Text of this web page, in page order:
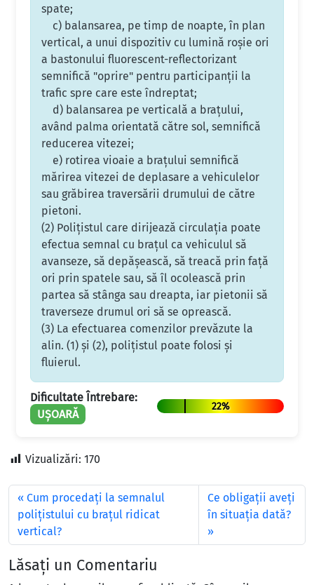
spate;
c) balansarea, pe timp de noapte, în plan
vertical, a unui dispozitiv cu lumină roşie ori
a bastonului fluorescent-reflectorizant
semnifică "oprire" pentru participanţii la
trafic spre care este îndreptat;
d) balansarea pe verticală a braţului,
având palma orientată către sol, semnifică
reducerea vitezei;
e) rotirea vioaie a braţului semnifică
mărirea vitezei de deplasare a vehiculelor
sau grăbirea traversării drumului de către
pietoni.
(2) Poliţistul care dirijează circulaţia poate
efectua semnal cu braţul ca vehiculul să
avanseze, să depăşească, să treacă prin faţă
ori prin spatele sau, să îl ocolească prin
partea să stânga sau dreapta, iar pietonii să
traverseze drumul ori să se oprească.
(3) La efectuarea comenzilor prevăzute la
alin. (1) şi (2), poliţistul poate folosi şi
fluierul.
Dificultate Întrebare:
UȘOARĂ
22%
Vizualizări: 170
Cum procedaţi la semnalul
poliţistului cu braţul ridicat
vertical?
Ce obligaţii aveţi
în situaţia dată?
Lăsați un Comentariu